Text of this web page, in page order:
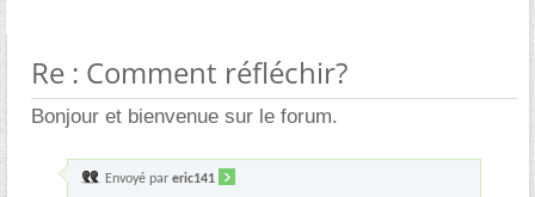
Re : Comment réfléchir?
Bonjour et bienvenue sur le forum.
Envoyé par eric141